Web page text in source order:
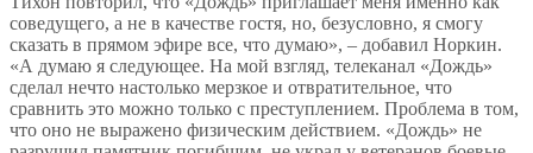
соведущего, а не в качестве гостя, но, безусловно, я смогу
сказать в прямом эфире все, что думаю», – добавил Норкин.
«А думаю я следующее. На мой взгляд, телеканал «Дождь»
сделал нечто настолько мерзкое и отвратительное, что
сравнить это можно только с преступлением. Проблема в том,
что оно не выражено физическим действием. «Дождь» не